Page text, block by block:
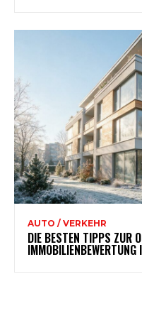
AUTO / VERKEHR
DIE BESTEN TIPPS ZUR